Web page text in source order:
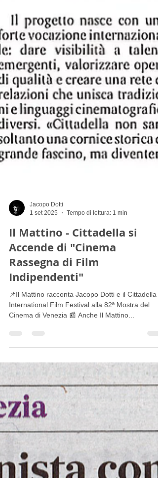
1 set 2025
Tempo di lettura: 1 min
Il Mattino - Cittadella si
Accende di "Cinema
Rassegna di Film
Indipendenti"
📌Il Mattino racconta Jacopo Dotti e il Cittadella